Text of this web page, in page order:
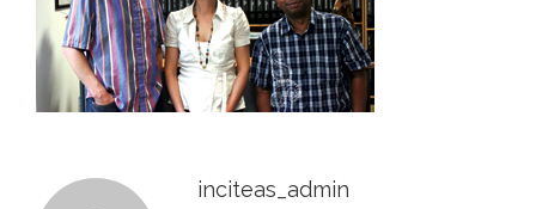
inciteas_admin